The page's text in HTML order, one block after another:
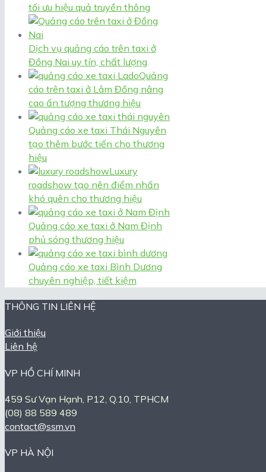
tối ưu hiệu quả truyền thông
Dịch vụ quảng cáo trên taxi ở
Đồng Nai uy tín, chất lượng
Quảng
cáo trên taxi ở Lâm Đồng nâng
cao ấn tượng thương hiệu
Quảng cáo xe taxi Thái Nguyên
tạo thêm bước tiến cho thương
hiệu
Luxury
roadshow tạo nên điểm nhấn
khó quên cho thương hiệu
Quảng cáo xe taxi ở Nam Định
phủ sóng thương hiệu
Quảng cáo xe taxi Bình Dương
chuyên nghiệp, tiết kiệm
THÔNG TIN LIÊN HỆ
Giới thiệu
Liên hệ
VP HỒ CHÍ MINH
459 Sư Vạn Hạnh, P12, Q.10, TPHCM
(08) 88 589 489
contact@ssm.vn
VP HÀ NỘI